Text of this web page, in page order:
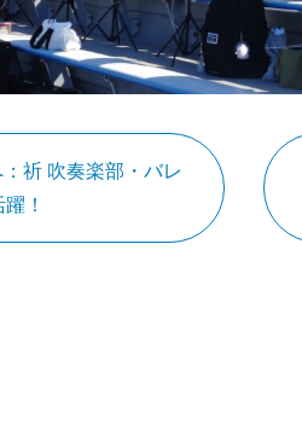
祈 吹奏楽部・バレ
！